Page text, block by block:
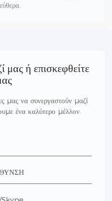
μας ή επισκεφθείτε
μας να συνεργαστούν μαζί
ένα καλύτερο μέλλον.